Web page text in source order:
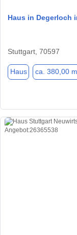
Haus in Degerloch
Stuttgart, 70597
Haus ca. 380,00